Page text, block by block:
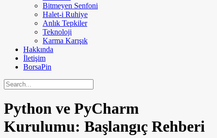
Bitmeyen Senfoni
Halet-i Ruhiye
Anlık Tepkiler
Teknoloji
Karma Karışık
Hakkında
İletişim
BorsaPin
Python ve PyCharm
Kurulumu: Başlangıç Rehberi